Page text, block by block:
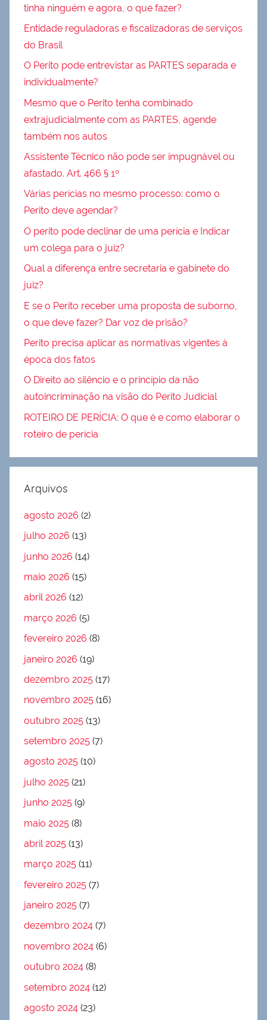
tinha ninguém e agora, o que fazer?
Entidade reguladoras e fiscalizadoras de serviços
do Brasil
O Perito pode entrevistar as PARTES separada e
individualmente?
Mesmo que o Perito tenha combinado
extrajudicialmente com as PARTES, agende
também nos autos
Assistente Técnico não pode ser impugnável ou
afastado. Art. 466 § 1º
Várias perícias no mesmo processo: como o
Perito deve agendar?
O perito pode declinar de uma perícia e Indicar
um colega para o juiz?
Qual a diferença entre secretaria e gabinete do
juiz?
E se o Perito receber uma proposta de suborno,
o que deve fazer? Dar voz de prisão?
Perito precisa aplicar as normativas vigentes à
época dos fatos
O Direito ao silêncio e o princípio da não
autoincriminação na visão do Perito Judicial
ROTEIRO DE PERÍCIA: O que é e como elaborar o
roteiro de perícia
Arquivos
agosto 2026 (2)
julho 2026 (13)
junho 2026 (14)
maio 2026 (15)
abril 2026 (12)
março 2026 (5)
fevereiro 2026 (8)
janeiro 2026 (19)
dezembro 2025 (17)
novembro 2025 (16)
outubro 2025 (13)
setembro 2025 (7)
agosto 2025 (10)
julho 2025 (21)
junho 2025 (9)
maio 2025 (8)
abril 2025 (13)
março 2025 (11)
fevereiro 2025 (7)
janeiro 2025 (7)
dezembro 2024 (7)
novembro 2024 (6)
outubro 2024 (8)
setembro 2024 (12)
agosto 2024 (23)